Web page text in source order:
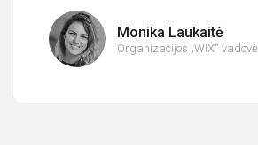
Monika Laukaitė
Organizacijos „WIX“ vadovė